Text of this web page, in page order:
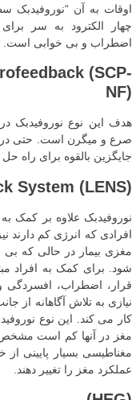
اوقات به آن “نوروفیدبک
اضطراب و بی خوابی است.
(SCP-
NF)
جایگزین بالقوه برای راه
System (LENS)
نوروفیدبک علاوه بر کمک به
افرادی که انرژی کم دارند
مغزی بیمار در حالی که
شود. برای کمک به افراد
قرار، اضطراب، افسردگی
نیازی به تلاش آگاهانه از
کار می کند. این نوع
مغز در آنها کم است
مغناطیسی بسیار پایینی
عملکرد مغز را تغییر دهند.